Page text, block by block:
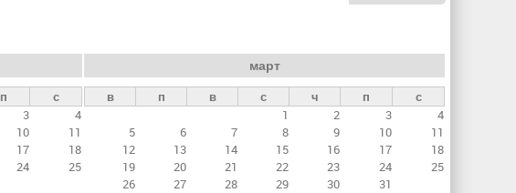
п
с
3
4
10
11
17
18
24
25
март
в п в с ч п
с
1
2 3
4
5
6 7 8 9 10
11
12
13 14 15 16 17
18
19
20 21 22 23 24
25
26
27 28 29 30 31